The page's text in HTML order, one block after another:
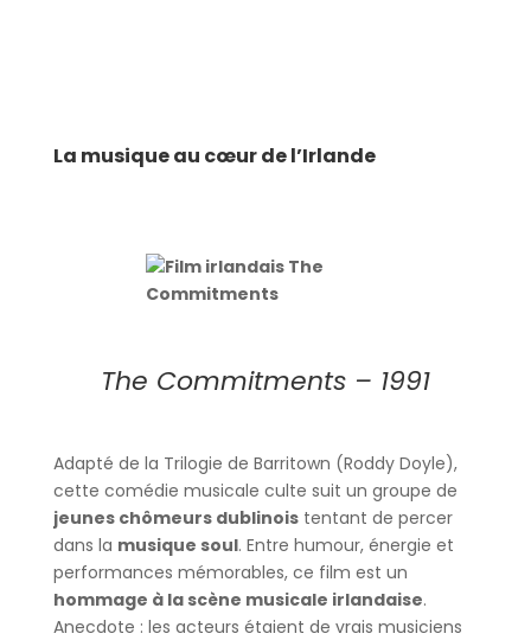
La musique au cœur de l’Irlande
The Commitments – 1991
Adapté de la Trilogie de Barritown (Roddy Doyle),
cette comédie musicale culte suit un groupe de
jeunes chômeurs dublinoistentant de percer
dans la musique soul. Entre humour, énergie et
performances mémorables, ce film est un
hommage à la scène musicale irlandaise.
Anecdote : les acteurs étaient de vrais musiciens